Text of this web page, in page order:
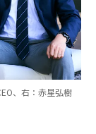
、右：赤星弘樹